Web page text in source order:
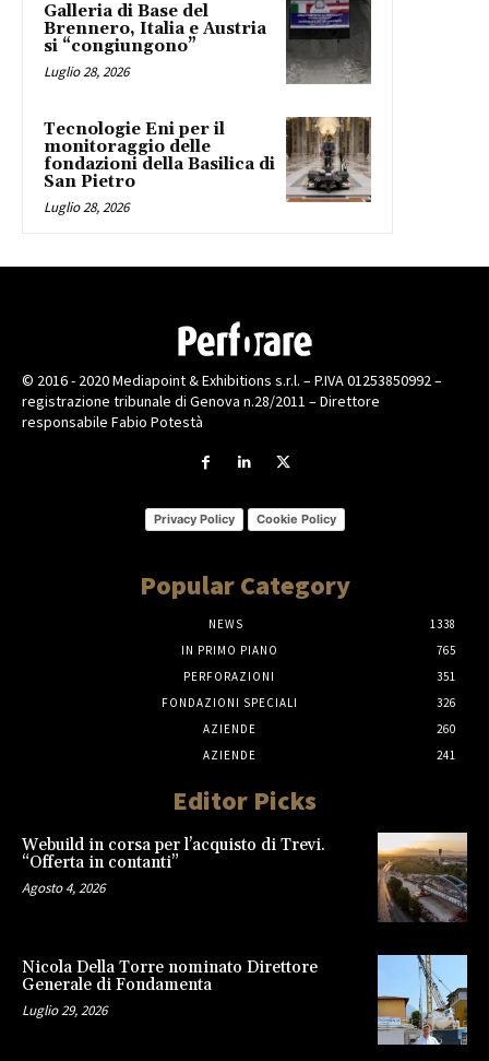
Galleria di Base del
Brennero, Italia e Austria
si “congiungono”
Luglio 28, 2026
Tecnologie Eni per il
monitoraggio delle
fondazioni della Basilica di
San Pietro
Luglio 28, 2026
© 2016 - 2020 Mediapoint & Exhibitions s.r.l. – P.IVA 01253850992 –
registrazione tribunale di Genova n.28/2011 – Direttore
responsabile Fabio Potestà
Privacy Policy Cookie Policy
Popular Category
NEWS
1338
IN PRIMO PIANO
765
PERFORAZIONI
351
FONDAZIONI SPECIALI
326
AZIENDE
260
AZIENDE
241
Editor Picks
Webuild in corsa per l’acquisto di Trevi.
“Offerta in contanti”
Agosto 4, 2026
Nicola Della Torre nominato Direttore
Generale di Fondamenta
Luglio 29, 2026